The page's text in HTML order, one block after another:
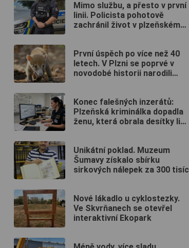
Mimo službu, a přesto v první
linii. Policista pohotově
zachránil život v plzeňském
První úspěch po více než 40
letech. V Plzni se poprvé v
novodobé historii narodili
Konec falešných inzerátů:
Plzeňská kriminálka dopadla
ženu, která obrala desítky lidí
Unikátní poklad. Muzeum
Šumavy získalo sbírku
sirkových nálepek za 300 tisíc
Nové lákadlo u cyklostezky.
Ve Skvrňanech se otevřel
interaktivní Ekopark